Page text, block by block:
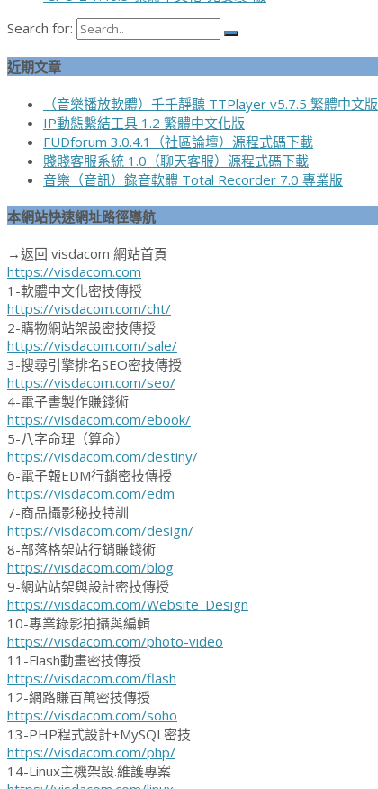
Search for:
近期文章
（音樂播放軟體）千千靜聽 TTPlayer v5.7.5 繁體中文版
IP動態繫結工具 1.2 繁體中文化版
FUDforum 3.0.4.1（社區論壇）源程式碼下載
賤賤客服系統 1.0（聊天客服）源程式碼下載
音樂（音訊）錄音軟體 Total Recorder 7.0 專業版
本網站快速網址路徑導航
→返回 visdacom 網站首頁
https://visdacom.com
1-軟體中文化密技傳授
https://visdacom.com/cht/
2-購物網站架設密技傳授
https://visdacom.com/sale/
3-搜尋引擎排名SEO密技傳授
https://visdacom.com/seo/
4-電子書製作賺錢術
https://visdacom.com/ebook/
5-八字命理（算命）
https://visdacom.com/destiny/
6-電子報EDM行銷密技傳授
https://visdacom.com/edm
7-商品攝影秘技特訓
https://visdacom.com/design/
8-部落格架站行銷賺錢術
https://visdacom.com/blog
9-網站站架與設計密技傳授
https://visdacom.com/Website_Design
10-專業錄影拍攝與編輯
https://visdacom.com/photo-video
11-Flash動畫密技傳授
https://visdacom.com/flash
12-網路賺百萬密技傳授
https://visdacom.com/soho
13-PHP程式設計+MySQL密技
https://visdacom.com/php/
14-Linux主機架設.維護專案